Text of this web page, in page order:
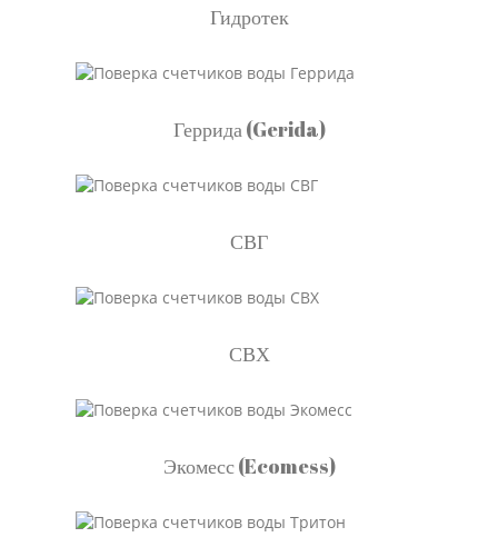
Гидротек
Геррида (Gerida)
СВГ
СВХ
Экомесс (Ecomess)